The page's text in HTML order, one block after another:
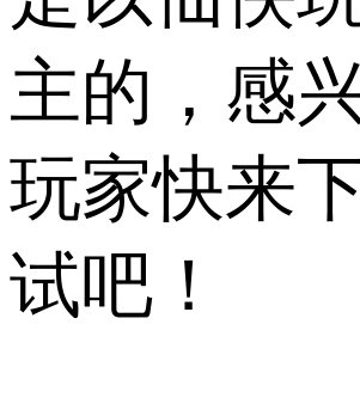
主的，感
玩家快来
试吧！